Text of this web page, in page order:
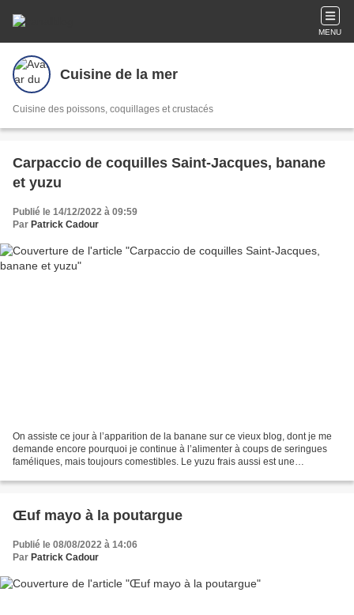
MENU
Cuisine de la mer
Cuisine des poissons, coquillages et crustacés
Carpaccio de coquilles Saint-Jacques, banane
et yuzu
Publié le 14/12/2022 à 09:59
Par Patrick Cadour
On assiste ce jour à l’apparition de la banane sur ce vieux blog, dont je me
demande encore pourquoi je continue à l’alimenter à coups de seringues
faméliques, mais toujours comestibles. Le yuzu frais aussi est une
Œuf mayo à la poutargue
Publié le 08/08/2022 à 14:06
Par Patrick Cadour